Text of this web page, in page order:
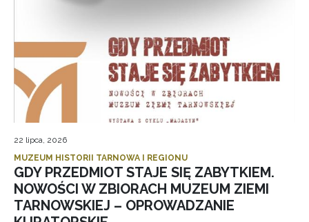
22 lipca, 2026
MUZEUM HISTORII TARNOWA I REGIONU
GDY PRZEDMIOT STAJE SIĘ ZABYTKIEM.
NOWOŚCI W ZBIORACH MUZEUM ZIEMI
TARNOWSKIEJ – OPROWADZANIE